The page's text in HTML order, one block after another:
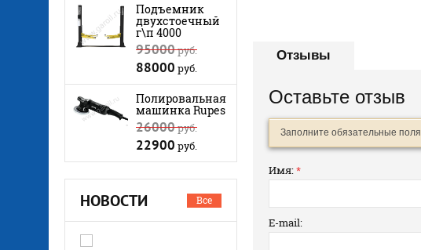
Подъемник
двухстоечный
г\п 4000
95000руб.
88000 руб.
Полировальная
машинка Rupes
26000руб.
22900 руб.
НОВОСТИ Все
Отзывы
Оставьте отзыв
Заполните обязательные поля
Имя:*
E-mail: